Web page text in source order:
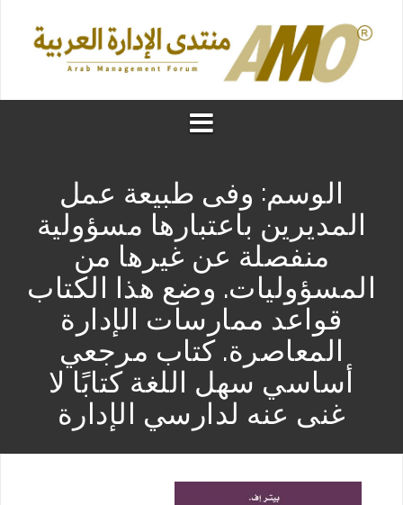
الوسم: وفى طبيعة عمل
المديرين باعتبارها مسؤولية
منفصلة عن غيرها من
المسؤوليات. وضع هذا الكتاب
قواعد ممارسات الإدارة
المعاصرة. كتاب مرجعي
أساسي سهل اللغة كتابًا لا
غنى عنه لدارسي الإدارة